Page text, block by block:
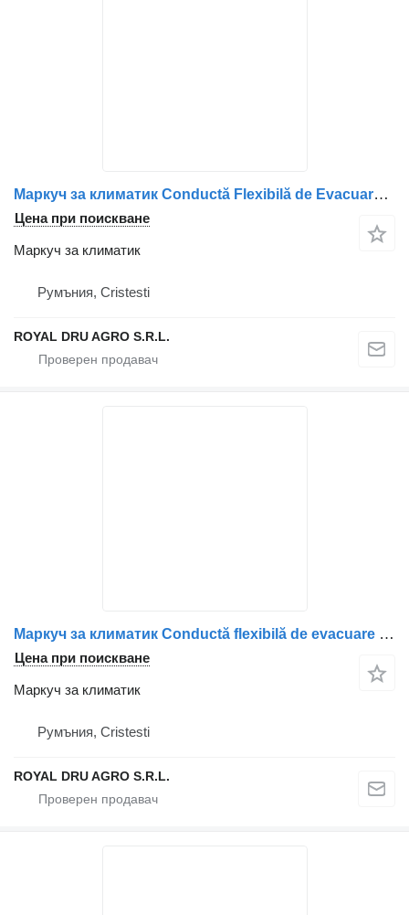
Маркуч за климатик Conductă Flexibilă de Evacuare за камион Scania 1734040
Цена при поискване
Маркуч за климатик
Румъния, Cristesti
ROYAL DRU AGRO S.R.L.
Маркуч за климатик Conductă flexibilă de evacuare за камион Scania cod 5943
Цена при поискване
Маркуч за климатик
Румъния, Cristesti
ROYAL DRU AGRO S.R.L.